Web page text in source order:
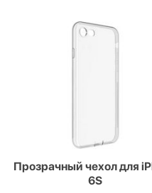
Прозрачный чехол для
6S